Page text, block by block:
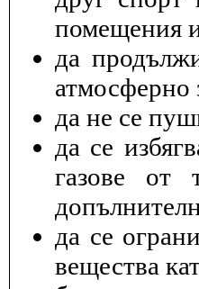
помещения
да
атмосферно
да не се
да се
газове от
да се
вещества